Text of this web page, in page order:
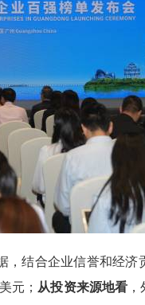
合企业信誉和经济
元； 从投资来源地看